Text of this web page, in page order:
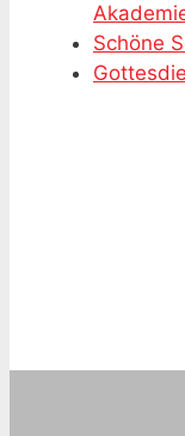
Schöne